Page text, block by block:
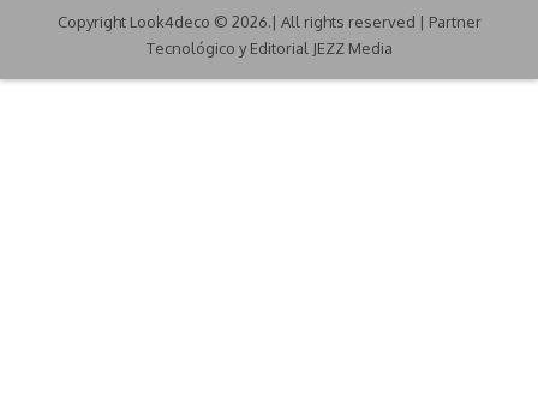
Copyright Look4deco © 2026.| All rights reserved | Partner
Tecnológico y Editorial JEZZ Media